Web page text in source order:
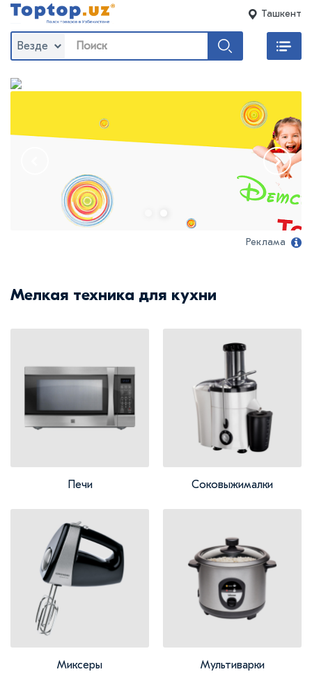
Ташкент
Везде
Реклама
Мелкая техника для кухни
Печи Соковыжималки
Миксеры Мультиварки